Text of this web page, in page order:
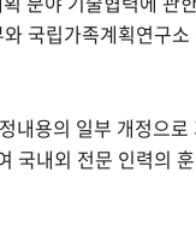
국립가족계획연구
내용의 일부 개정으
국내외 전문 인력의